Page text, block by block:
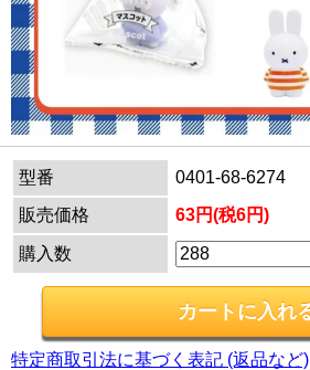
型番
0401-68-6274
販売価格
63円(税6円)
購入数
特定商取引法に基づく表記 (返品など)